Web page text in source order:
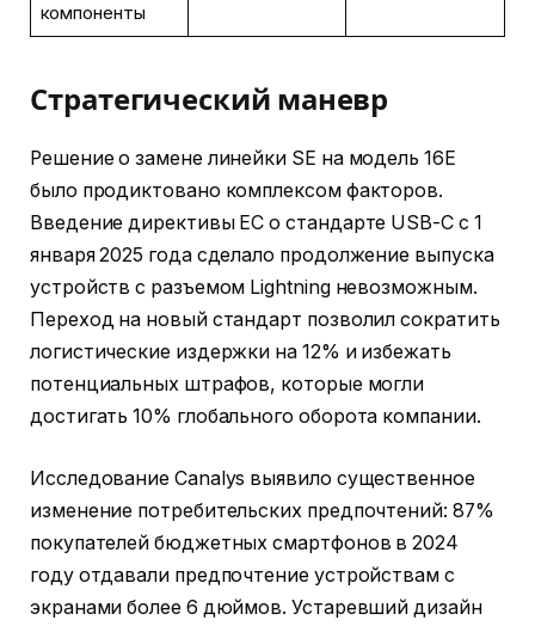
компоненты
Стратегический маневр
Решение о замене линейки SE на модель 16E
было продиктовано комплексом факторов.
Введение директивы ЕС о стандарте USB-C с 1
января 2025 года сделало продолжение выпуска
устройств с разъемом Lightning невозможным.
Переход на новый стандарт позволил сократить
логистические издержки на 12% и избежать
потенциальных штрафов, которые могли
достигать 10% глобального оборота компании.
Исследование Canalys выявило существенное
изменение потребительских предпочтений: 87%
покупателей бюджетных смартфонов в 2024
году отдавали предпочтение устройствам с
экранами более 6 дюймов. Устаревший дизайн